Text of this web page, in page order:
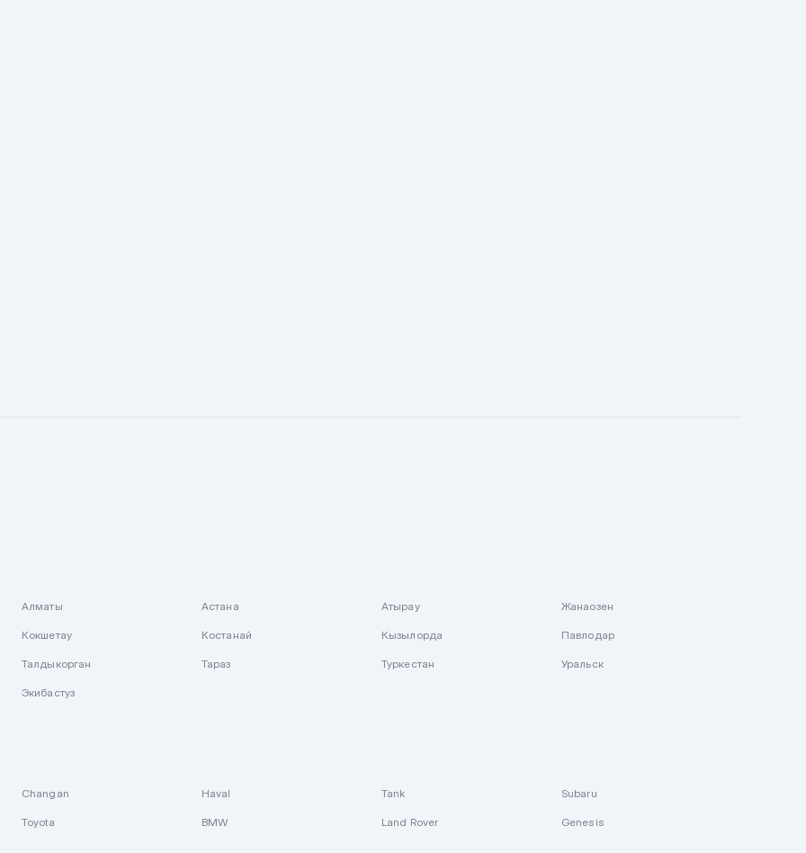
Алматы Астана Атырау Жанаозен
Кокшетау Костанай Кызылорда Павлодар
Талдыкорган Тараз Туркестан Уральск
Экибастуз
Changan Haval Tank Subaru
Toyota BMW Land Rover Genesis